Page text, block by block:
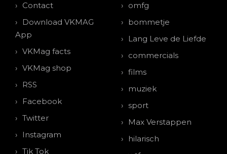
Contact
Download VKMAG
App
VKMag facts
VKMag shop
RSS
Facebook
Twitter
Instagram
Tik Tok
omfg
bommetje
Lang Leve de Liefde
commercials
films
muziek
sport
Max Verstappen
hilarisch